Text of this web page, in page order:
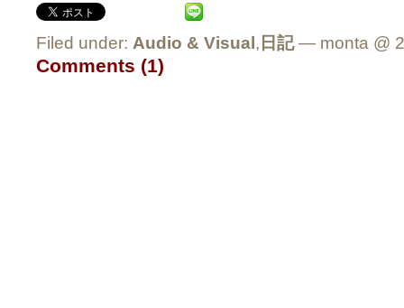
Filed under: Audio & Visual , 日記— monta @
Comments (1)